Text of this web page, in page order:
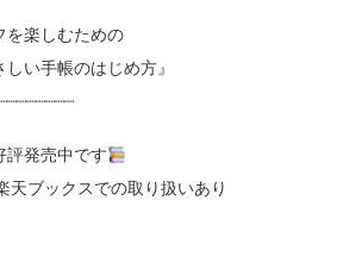
を楽しむための
しい手帳のはじめ方』
評発売中です
天ブックスでの取り扱いあり